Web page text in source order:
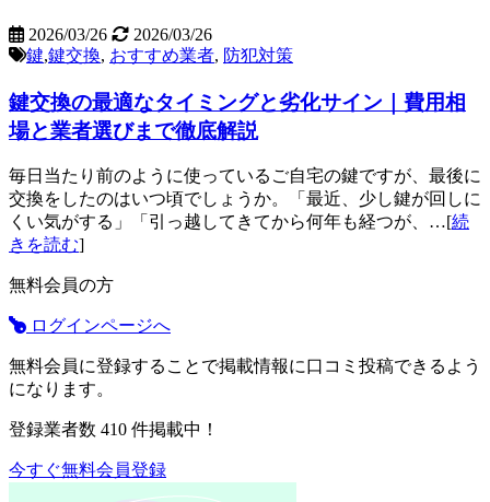
2026/03/26
2026/03/26
鍵,鍵交換, おすすめ業者, 防犯対策
鍵交換の最適なタイミングと劣化サイン｜費用相
場と業者選びまで徹底解説
毎日当たり前のように使っているご自宅の鍵ですが、最後に
交換をしたのはいつ頃でしょうか。「最近、少し鍵が回しに
くい気がする」「引っ越してきてから何年も経つが、…[続
きを読む]
無料会員の方
ログインページへ
無料会員に登録することで掲載情報に口コミ投稿できるよう
になります。
登録業者数 410 件掲載中！
今すぐ無料会員登録